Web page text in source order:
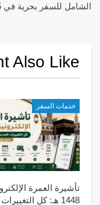
الشامل للسفر بحرية في 2025
Also Like
خدمات السفر
تأشيرة العمرة
1448 هـ: كل التغييرات